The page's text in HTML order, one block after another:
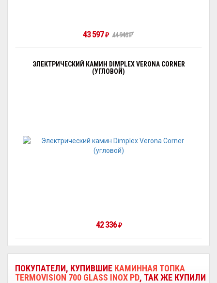
43 597₽ 44 946₽
ЭЛЕКТРИЧЕСКИЙ КАМИН DIMPLEX VERONA CORNER
(УГЛОВОЙ)
42 336₽
ПОКУПАТЕЛИ, КУПИВШИЕ КАМИННАЯ ТОПКА
TERMOVISION 700 GLASS INOX PD, ТАК ЖЕ КУПИЛИ